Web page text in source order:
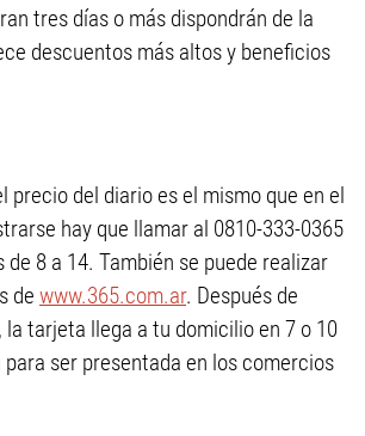
tres días o más dispondrán de la
descuentos más altos y beneficios
precio del diario es el mismo que en el
hay que llamar al 0810-333-0365
de 8 a 14. También se puede realizar
de www.365.com.ar. Después de
tarjeta llega a tu domicilio en 7 o 10
ser presentada en los comercios